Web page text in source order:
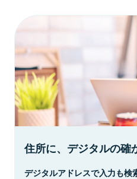
住所に、デジタルの確
デジタルアドレスで入力も検